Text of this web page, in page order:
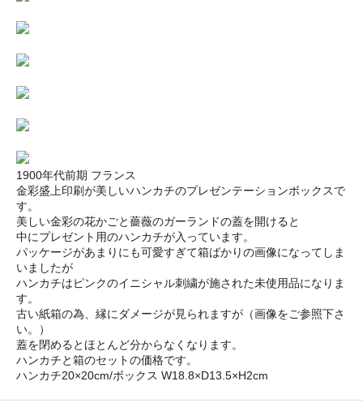
1900年代前期 フランス
金彩盛上印刷が美しいハンカチのプレゼンテーションボックスで
す。
美しい金彩の花かごと薔薇のガーランドの蓋を開けると
中にプレゼント用のハンカチが入っています。
パッケージがあまりにも可愛すぎて箱ばかりの画像になってしま
いましたが
ハンカチはピンクのイニシャル刺繍が施された未使用品になりま
す。
古い紙箱の為、縁にダメージが見られますが（画像をご参照下さ
い。）
蓋を閉めるとほとんど分からなくなります。
ハンカチと箱のセットの価格です。
ハンカチ20×20cm/ボックス W18.8×D13.5×H2cm